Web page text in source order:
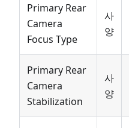
Primary Rear
Camera
Focus Type
사
양
Primary Rear
Camera
Stabilization
사
양